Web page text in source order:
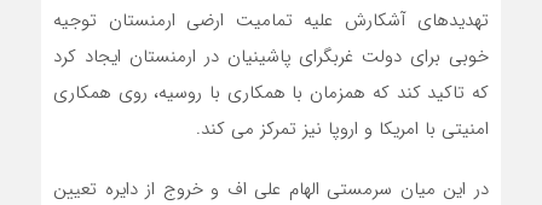
تهدیدهای آشکارش علیه تمامیت ارضی ارمنستان توجیه
خوبی برای دولت غربگرای پاشینیان در ارمنستان ایجاد کرد
که تاکید کند که همزمان با همکاری با روسیه، روی همکاری
امنیتی با امریکا و اروپا نیز تمرکز می کند.
در این میان سرمستی الهام علی اف و خروج از دایره تعیین